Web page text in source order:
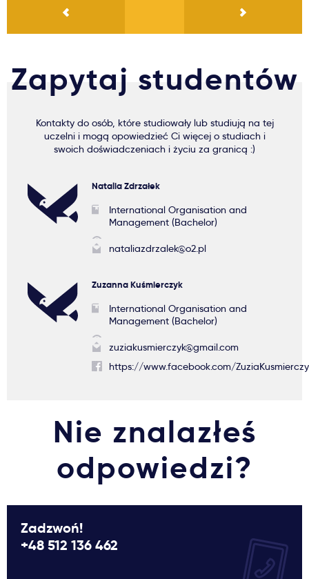
Zapytaj studentów
Kontakty do osób, które studiowały lub studiują na tej
uczelni i mogą opowiedzieć Ci więcej o studiach i
swoich doświadczeniach i życiu za granicą :)
Natalia Zdrzałek
International Organisation and
Management (Bachelor)
nataliazdrzalek@o2.pl
Zuzanna Kuśmierczyk
International Organisation and
Management (Bachelor)
zuziakusmierczyk@gmail.com
https://www.facebook.com/
Nie znalazłeś
odpowiedzi?
Zadzwoń!
+48 512 136 462